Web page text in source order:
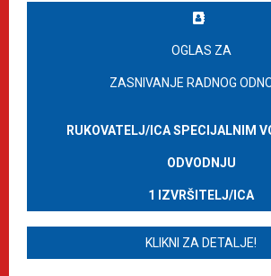
OGLAS ZA
ZASNIVANJE RADNOG
RUKOVATELJ/ICA SPECIJALNIM
ODVODNJU
1 IZVRŠITELJ/ICA
KLIKNI ZA DETALJE!